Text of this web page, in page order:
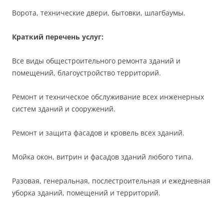
Ворота, технические двери, бытовки, шлагбаумы.
Краткий перечень услуг:
Все виды общестроительного ремонта зданий и
помещений, благоустройство территорий.
Ремонт и техническое обслуживание всех инженерных
систем зданий и сооружений.
Ремонт и защита фасадов и кровель всех зданий.
Мойка окон, витрин и фасадов зданий любого типа.
Разовая, генеральная, послестроительная и ежедневная
уборка зданий, помещений и территорий.